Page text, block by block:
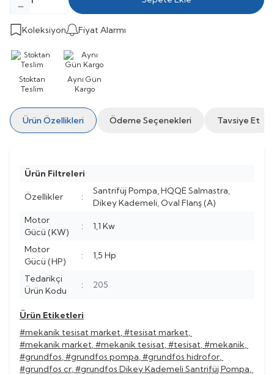
Koleksiyon Fiyat Alarmı
Stoktan
Teslim
Aynı Gün
Kargo
Ürün Özellikleri Ödeme Seçenekleri Tavsiye Et
Ürün Filtreleri
Özellikler :
Santrifüj Pompa, HQQE Salmastra,
Dikey Kademeli, Oval Flanş (A)
Motor
Gücü (KW)
: 1,1 Kw
Motor
Gücü (HP)
: 1,5 Hp
Tedarikçi
Ürün Kodu
: 205
Ürün Etiketleri
#mekanik tesisat market,#tesisat market,
#mekanik market,#mekanik tesisat,#tesisat,#mekanik,
#grundfos,#grundfos pompa,#grundfos hidrofor,
#grundfos cr,#grundfos Dikey Kademeli Santrifüj Pompa,